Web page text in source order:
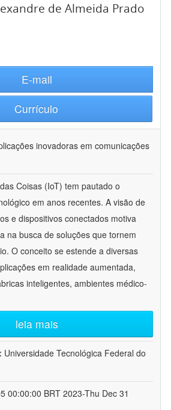
de Almeida Prado
E-mail
Currículo
inovadoras em comunicações
Coisas (IoT) tem pautado o
em anos recentes. A visão de
e dispositivos conectados motiva
na busca de soluções que tornem
O conceito se estende a diversas
em realidade aumentada,
inteligentes, ambientes médico-
leia mais
Universidade Tecnológica Federal do
00:00:00 BRT 2023-Thu Dec 31